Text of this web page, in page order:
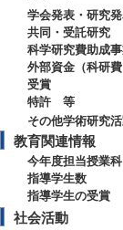
学会発表・研究
共同・受託研究
科学研究費助成
外部資金（科研費
受賞
特許 等
その他学術研究
教育関連情報
今年度担当授業科
指導学生数
指導学生の受賞
社会活動